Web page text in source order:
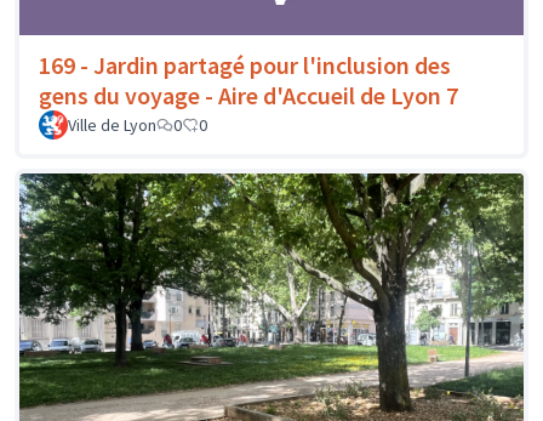
169 - Jardin partagé pour l'inclusion des
gens du voyage - Aire d'Accueil de Lyon 7
Ville de Lyon 0 0